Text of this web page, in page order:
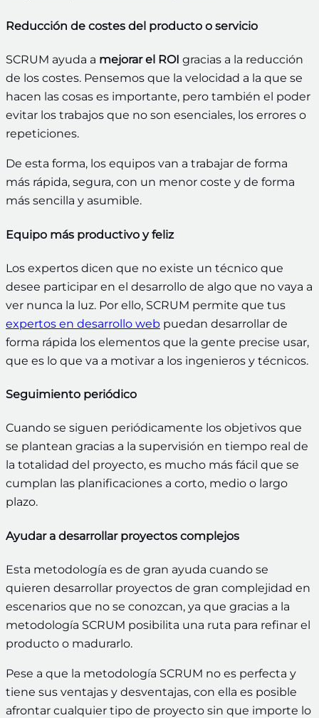
Reducción de costes del producto o servicio
SCRUM ayuda a mejorar el ROI gracias a la reducción
de los costes. Pensemos que la velocidad a la que se
hacen las cosas es importante, pero también el poder
evitar los trabajos que no son esenciales, los errores o
repeticiones.
De esta forma, los equipos van a trabajar de forma
más rápida, segura, con un menor coste y de forma
más sencilla y asumible.
Equipo más productivo y feliz
Los expertos dicen que no existe un técnico que
desee participar en el desarrollo de algo que no vaya a
ver nunca la luz. Por ello, SCRUM permite que tus
expertos en desarrollo web puedan desarrollar de
forma rápida los elementos que la gente precise usar,
que es lo que va a motivar a los ingenieros y técnicos.
Seguimiento periódico
Cuando se siguen periódicamente los objetivos que
se plantean gracias a la supervisión en tiempo real de
la totalidad del proyecto, es mucho más fácil que se
cumplan las planificaciones a corto, medio o largo
plazo.
Ayudar a desarrollar proyectos complejos
Esta metodología es de gran ayuda cuando se
quieren desarrollar proyectos de gran complejidad en
escenarios que no se conozcan, ya que gracias a la
metodología SCRUM posibilita una ruta para refinar el
producto o madurarlo.
Pese a que la metodología SCRUM no es perfecta y
tiene sus ventajas y desventajas, con ella es posible
afrontar cualquier tipo de proyecto sin que importe lo